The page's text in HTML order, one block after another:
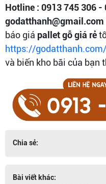
Hotline : 0913 745 306 -
godatthanh@gmail.com
báo giá pallet gỗ giá rẻ
https://godatthanh.com/
và biến kho bãi của bạn
Chia sẻ:
Bài viết khác: